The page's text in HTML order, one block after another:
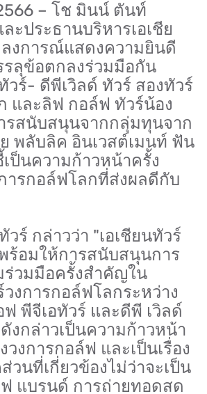
– โช มินน์ ตันท์
ะประธานบริหารเอเชีย
งการณ์แสดงความยินดี
รลุข้อตกลงร่วมมือกัน
วร์- ดีพีเวิลด์ ทัวร์ สองทัวร์
และลิฟ กอล์ฟ ทัวร์น้อง
รสนับสนุนจากกลุ่มทุนจาก
พลับลิค อินเวสต์เมนท์ ฟัน
ป็นความก้าวหน้าครั้ง
ารกอล์ฟโลกที่ส่งผลดีกับ
วร์ กล่าวว่า "เอเชียนทัวร์
ร้อมให้การสนับสนุนการ
ร่วมมือครั้งสำคัญใน
งการกอล์ฟโลกระหว่าง
พีจีเอทัวร์ และดีพี เวิลด์
งกล่าวเป็นความก้าวหน้า
งการกอล์ฟ และเป็นเรื่อง
นที่เกี่ยวข้องไม่ว่าจะเป็น
แบรนด์ การถ่ายทอดสด